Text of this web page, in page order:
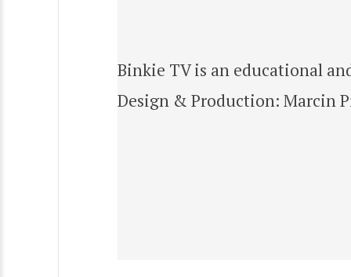
Binkie TV is an educational
Design & Production: Marcin